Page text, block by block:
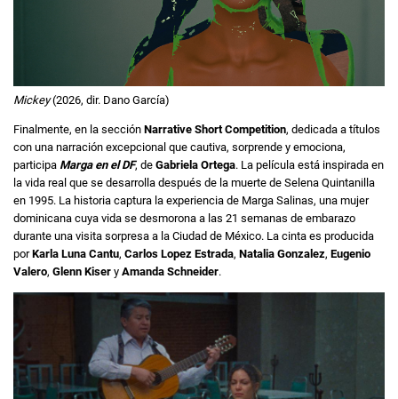
Mickey(2026, dir. Dano García)
Finalmente, en la sección Narrative Short Competition, dedicada a títulos
con una narración excepcional que cautiva, sorprende y emociona,
participa Marga en el DF, de Gabriela Ortega. La película está inspirada en
la vida real que se desarrolla después de la muerte de Selena Quintanilla
en 1995. La historia captura la experiencia de Marga Salinas, una mujer
dominicana cuya vida se desmorona a las 21 semanas de embarazo
durante una visita sorpresa a la Ciudad de México. La cinta es producida
porKarla Luna Cantu, Carlos Lopez Estrada, Natalia Gonzalez, Eugenio
Valero, Glenn Kiser y Amanda Schneider.